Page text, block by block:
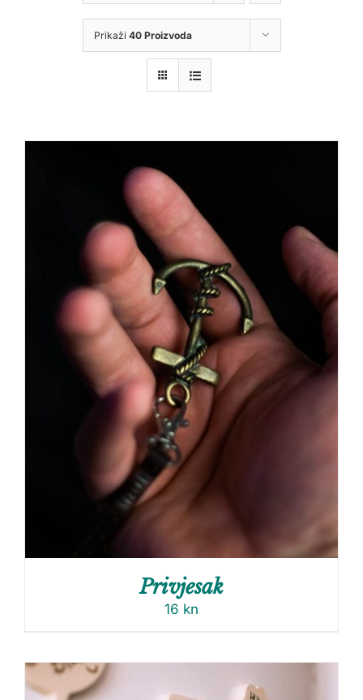
Prikaži 40 Proizvoda
Privjesak
16 kn